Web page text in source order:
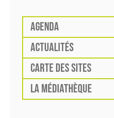
AGENDA
ACTUALITÉS
CARTE DES SITES
LA MÉDIATHÈQUE